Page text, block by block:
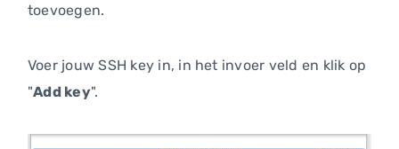
toevoegen.
Voer jouw SSH key in, in het invoer veld en klik op
"Add key".